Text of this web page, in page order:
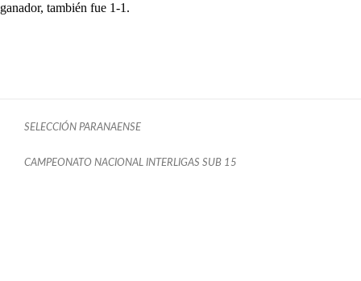
ganador, también fue 1-1.
SELECCIÓN PARANAENSE
CAMPEONATO NACIONAL INTERLIGAS SUB 15